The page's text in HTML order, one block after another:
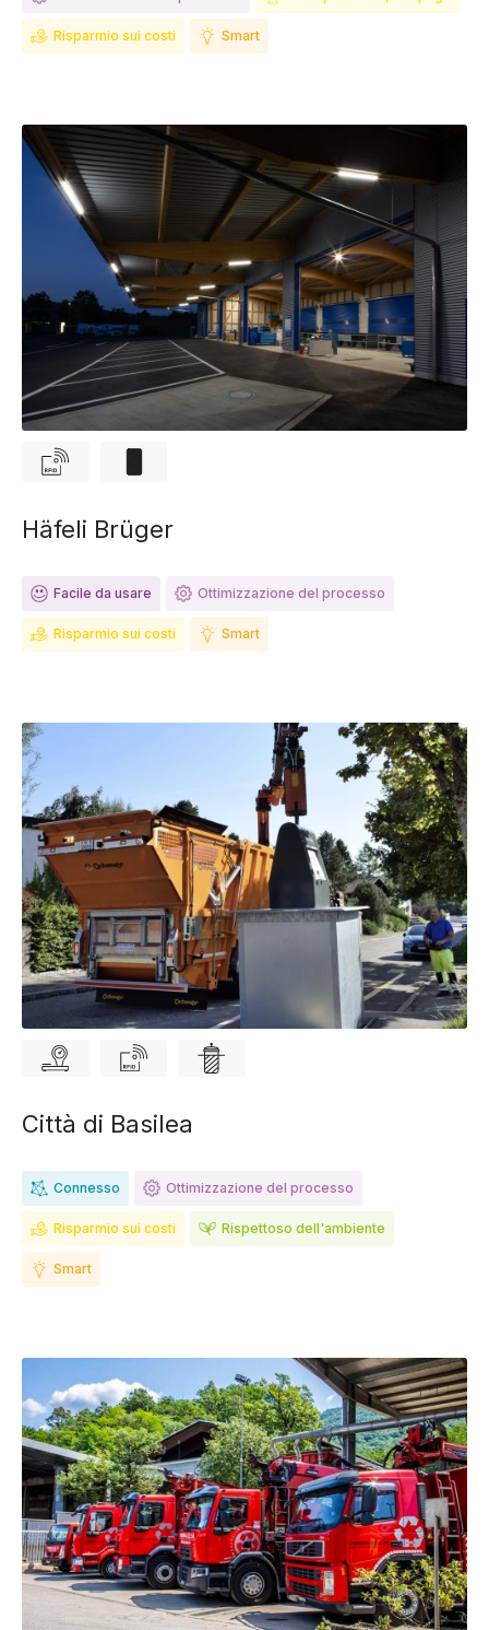
Risparmio sui costi Smart
Häfeli Brüger
Facile da usare Ottimizzazione del processo
Risparmio sui costi Smart
Città di Basilea
Connesso Ottimizzazione del processo
Risparmio sui costi Rispettoso dell'ambiente
Smart